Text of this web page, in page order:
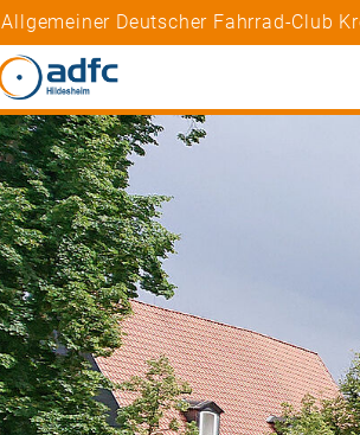
Allgemeiner Deutscher Fahrrad-Club